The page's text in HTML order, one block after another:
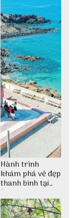
Hành trình
khám phá vẻ đẹp
thanh bình tại
Đảo Phú Quý